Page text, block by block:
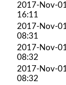
2017-Nov-
16:11
2017-Nov-
08:31
2017-Nov-
08:32
2017-Nov-
08:32